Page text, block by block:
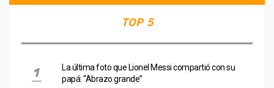
TOP 5
La última foto que Lionel Messi compartió con su
papá: “Abrazo grande”